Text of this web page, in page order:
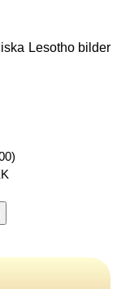
Lesotho bilder